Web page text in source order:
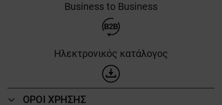
Business to Business
Ηλεκτρονικός κατάλογος
ΟΡΟΙ ΧΡΗΣΗΣ